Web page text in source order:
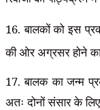
16. बालकों को इस
की ओर अग्रसर होने
17. बालक का जन्म
अतः दोनों संसार के